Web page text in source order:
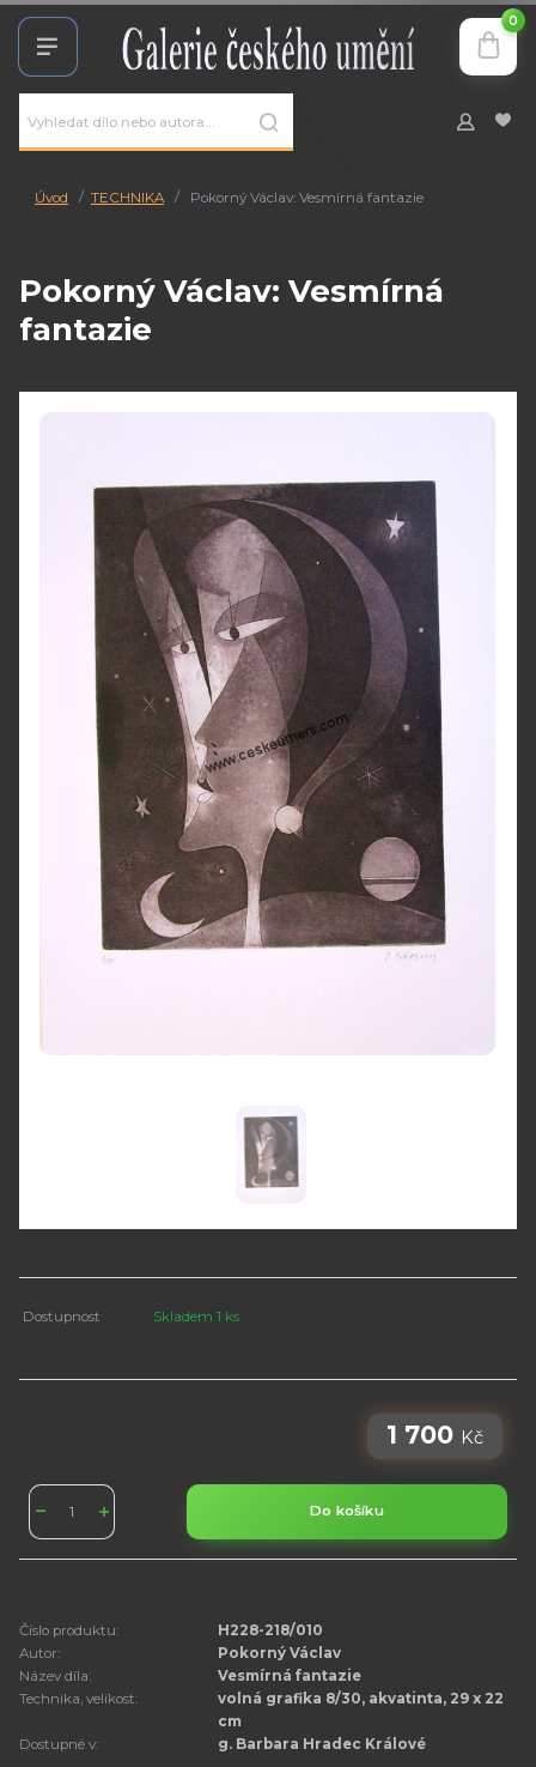
0
Úvod TECHNIKA Pokorný Václav: Vesmírná fantazie
Pokorný Václav: Vesmírná
fantazie
Dostupnost Skladem 1 ks
1 700 Kč
Do košíku
Číslo produktu:
H228-218/010
Autor:
Pokorný Václav
Název díla:
Vesmírná fantazie
Technika, velikost:
volná grafika 8/30, akvatinta, 29 x 22
cm
Dostupné v:
g. Barbara Hradec Králové